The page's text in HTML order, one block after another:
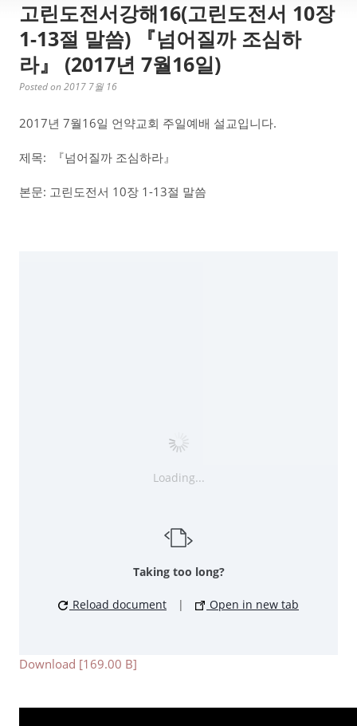
고린도전서강해16(고린도전서 10장
1-13절 말씀) 『넘어질까 조심하
라』 (2017년 7월16일)
Posted on 2017 7월 16
2017년 7월16일 언약교회 주일예배 설교입니다.
제목: 『넘어질까 조심하라』
본문: 고린도전서 10장 1-13절 말씀
Loading...
Taking too long?
Reload document | Open in new tab
Download [169.00 B]